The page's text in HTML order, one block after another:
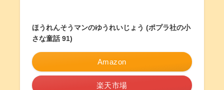
ほうれんそうマンのゆうれいじょう (ポプラ社の小
さな童話 91)
Amazon
楽天市場